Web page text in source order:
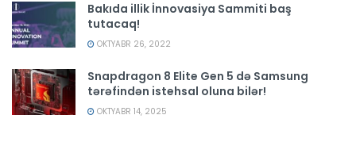
Bakıda illik İnnovasiya Sammiti baş
tutacaq!
OKTYABR 26, 2022
Snapdragon 8 Elite Gen 5 də Samsung
tərəfindən istehsal oluna bilər!
OKTYABR 14, 2025